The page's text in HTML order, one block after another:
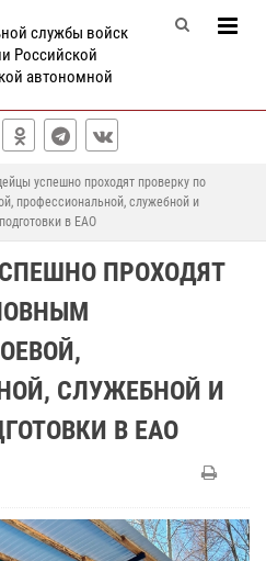
службы войск
Российской
автономной
успешно проходят проверку по
профессиональной, служебной и
в ЕАО
ПРОХОДЯТ
СЛУЖЕБНОЙ И
В ЕАО